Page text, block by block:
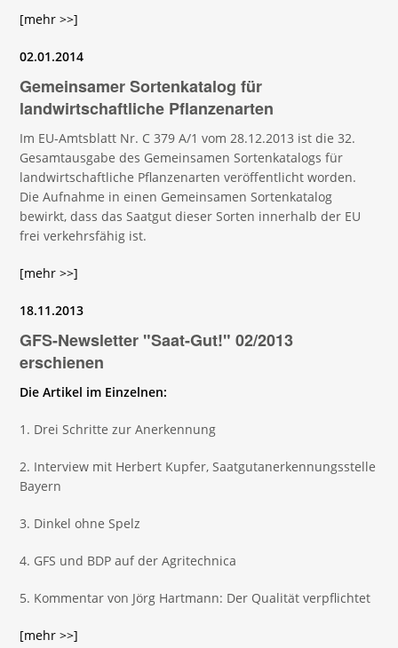
[mehr >>]
02.01.2014
Gemeinsamer Sortenkatalog für
landwirtschaftliche Pflanzenarten
Im EU-Amtsblatt Nr. C 379 A/1 vom 28.12.2013 ist die 32.
Gesamtausgabe des Gemeinsamen Sortenkatalogs für
landwirtschaftliche Pflanzenarten veröffentlicht worden.
Die Aufnahme in einen Gemeinsamen Sortenkatalog
bewirkt, dass das Saatgut dieser Sorten innerhalb der EU
frei verkehrsfähig ist.
[mehr >>]
18.11.2013
GFS-Newsletter "Saat-Gut!" 02/2013
erschienen
Die Artikel im Einzelnen:
1. Drei Schritte zur Anerkennung
2. Interview mit Herbert Kupfer, Saatgutanerkennungsstelle
Bayern
3. Dinkel ohne Spelz
4. GFS und BDP auf der Agritechnica
5. Kommentar von Jörg Hartmann: Der Qualität verpflichtet
[mehr >>]